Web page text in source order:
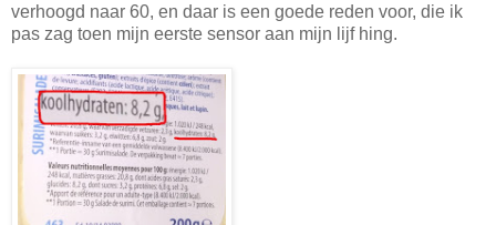
verhoogd naar 60, en daar is een goede reden voor, die ik
pas zag toen mijn eerste sensor aan mijn lijf hing.